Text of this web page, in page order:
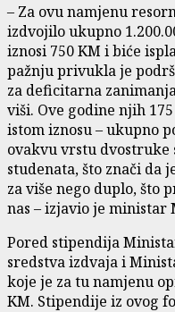
– Za ovu namjenu
izdvojilo ukupno
iznosi 750 KM i biće
pažnju privukla je
za deficitarna
viši. Ove godine njih
istom iznosu – ukupno
ovakvu vrstu
studenata, što znači da
za više nego duplo, što
nas – izjavio je ministar
Pored stipendija
sredstva izdvaja i
koje je za tu namjenu
KM. Stipendije iz ovog